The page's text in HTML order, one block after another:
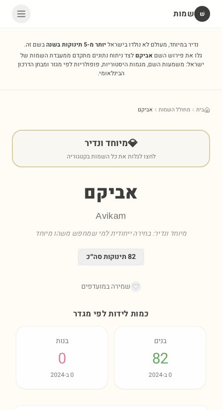
שׁ שמות
נדיר במיוחד, מעולם לא נולדו בישראליותר מ-5 תינוקות בשנה
בשם זה.
גלו את פירוש השםאביקם לצד ניתוח נתונים מתקדם ממעבדת השמות של
ישראל: משמעות השם, מגמות היסטוריות, פופולריות לפי מגזר ומבחן הדרכון
הבינלאומי.
בית מחולל השמות אביקם
💎מיוחד ונדיר
לחצו לגלות את כל השמות בקטגוריה
אביקם
Avikam
מיוחד ונדיר: בחירה ייחודית למי שמחפש משהו מיוחד
82תינוקות סה״כ
שמירה במועדפים
כמות לידות לפי מגדר
בנים
82
0ב-2024
בנות
0
0ב-2024